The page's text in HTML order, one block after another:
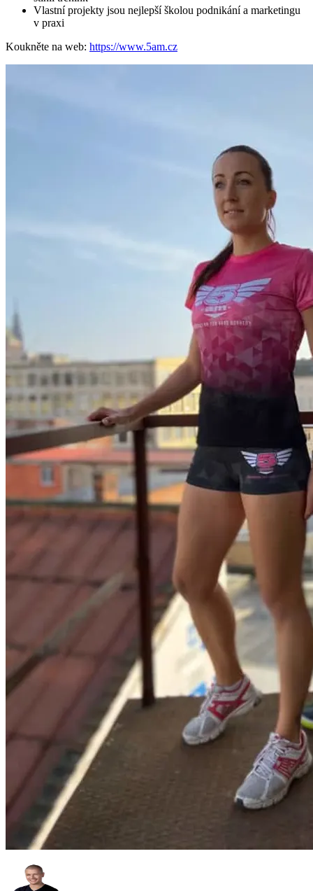
Vlastní projekty jsou nejlepší školou podnikání a marketingu
v praxi
Koukněte na web: https://www.5am.cz